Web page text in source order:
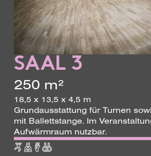
SAAL 3
250 m²
18,5 x 13,5 x 4,5 m
Grundausstattung für Turnen
mit Ballettstange. Im
Aufwärmraum nutzbar.